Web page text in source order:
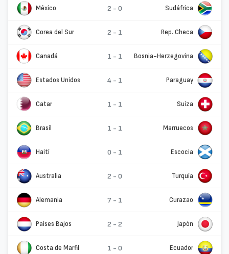
México 2 - 0 Sudáfrica
Corea del Sur 2 - 1 Rep. Checa
Canadá 1 - 1 Bosnia-Herzegovina
Estados Unidos 4 - 1 Paraguay
Catar 1 - 1 Suiza
Brasil 1 - 1 Marruecos
Haití 0 - 1 Escocia
Australia 2 - 0 Turquía
Alemania 7 - 1 Curazao
Países Bajos 2 - 2 Japón
Costa de Marfil 1 - 0 Ecuador